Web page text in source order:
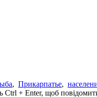
, Прикарпатье,
Ctrl + Enter, щоб